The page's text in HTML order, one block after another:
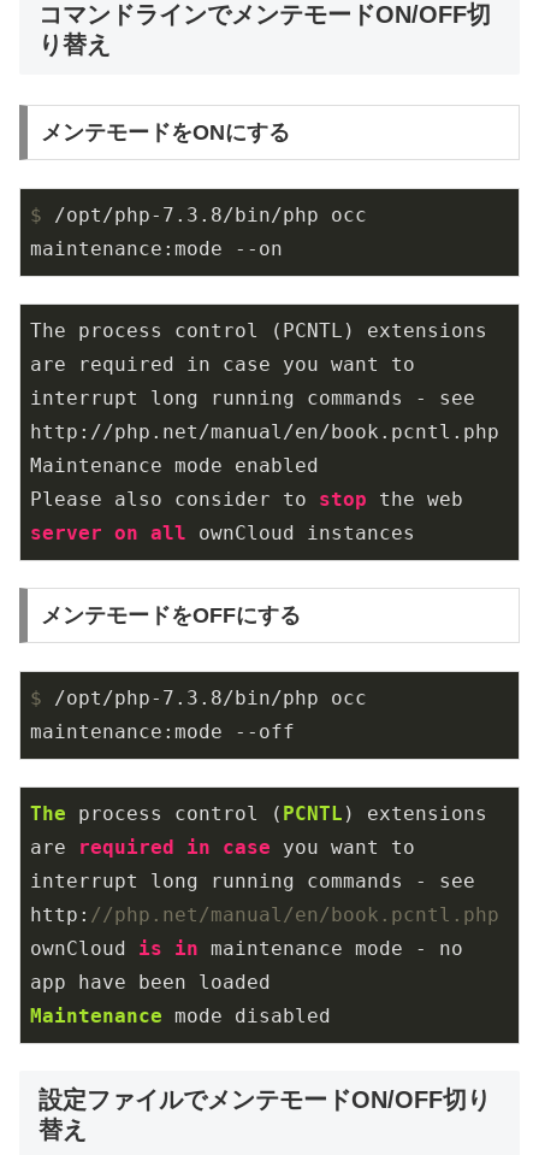
コマンドラインでメンテモードON/OFF切
り替え
メンテモードをONにする
$ /opt/php-7.3.8/bin/php occ
maintenance:mode --on
The process control (PCNTL) extensions
are required in case you want to
interrupt long running commands - see
http://php.net/manual/en/book.pcntl.php
Maintenance mode enabled
Please also consider to stop
server on all ownCloud instances
メンテモードをOFFにする
$ /opt/php-7.3.8/bin/php occ
maintenance:mode --off
The process control ( PCNTL ) extensions
are
required in case you want to
interrupt long running commands - see
http: //php.net/manual/en/book.pcntl.php
ownCloud is in maintenance mode - no
Maintenance mode disabled
設定ファイルでメンテモードON/OFF切り
替え